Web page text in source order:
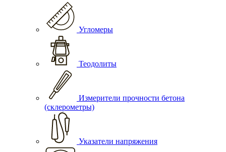
Угломеры
Теодолиты
Измерители прочности бетона
(склерометры)
Указатели напряжения